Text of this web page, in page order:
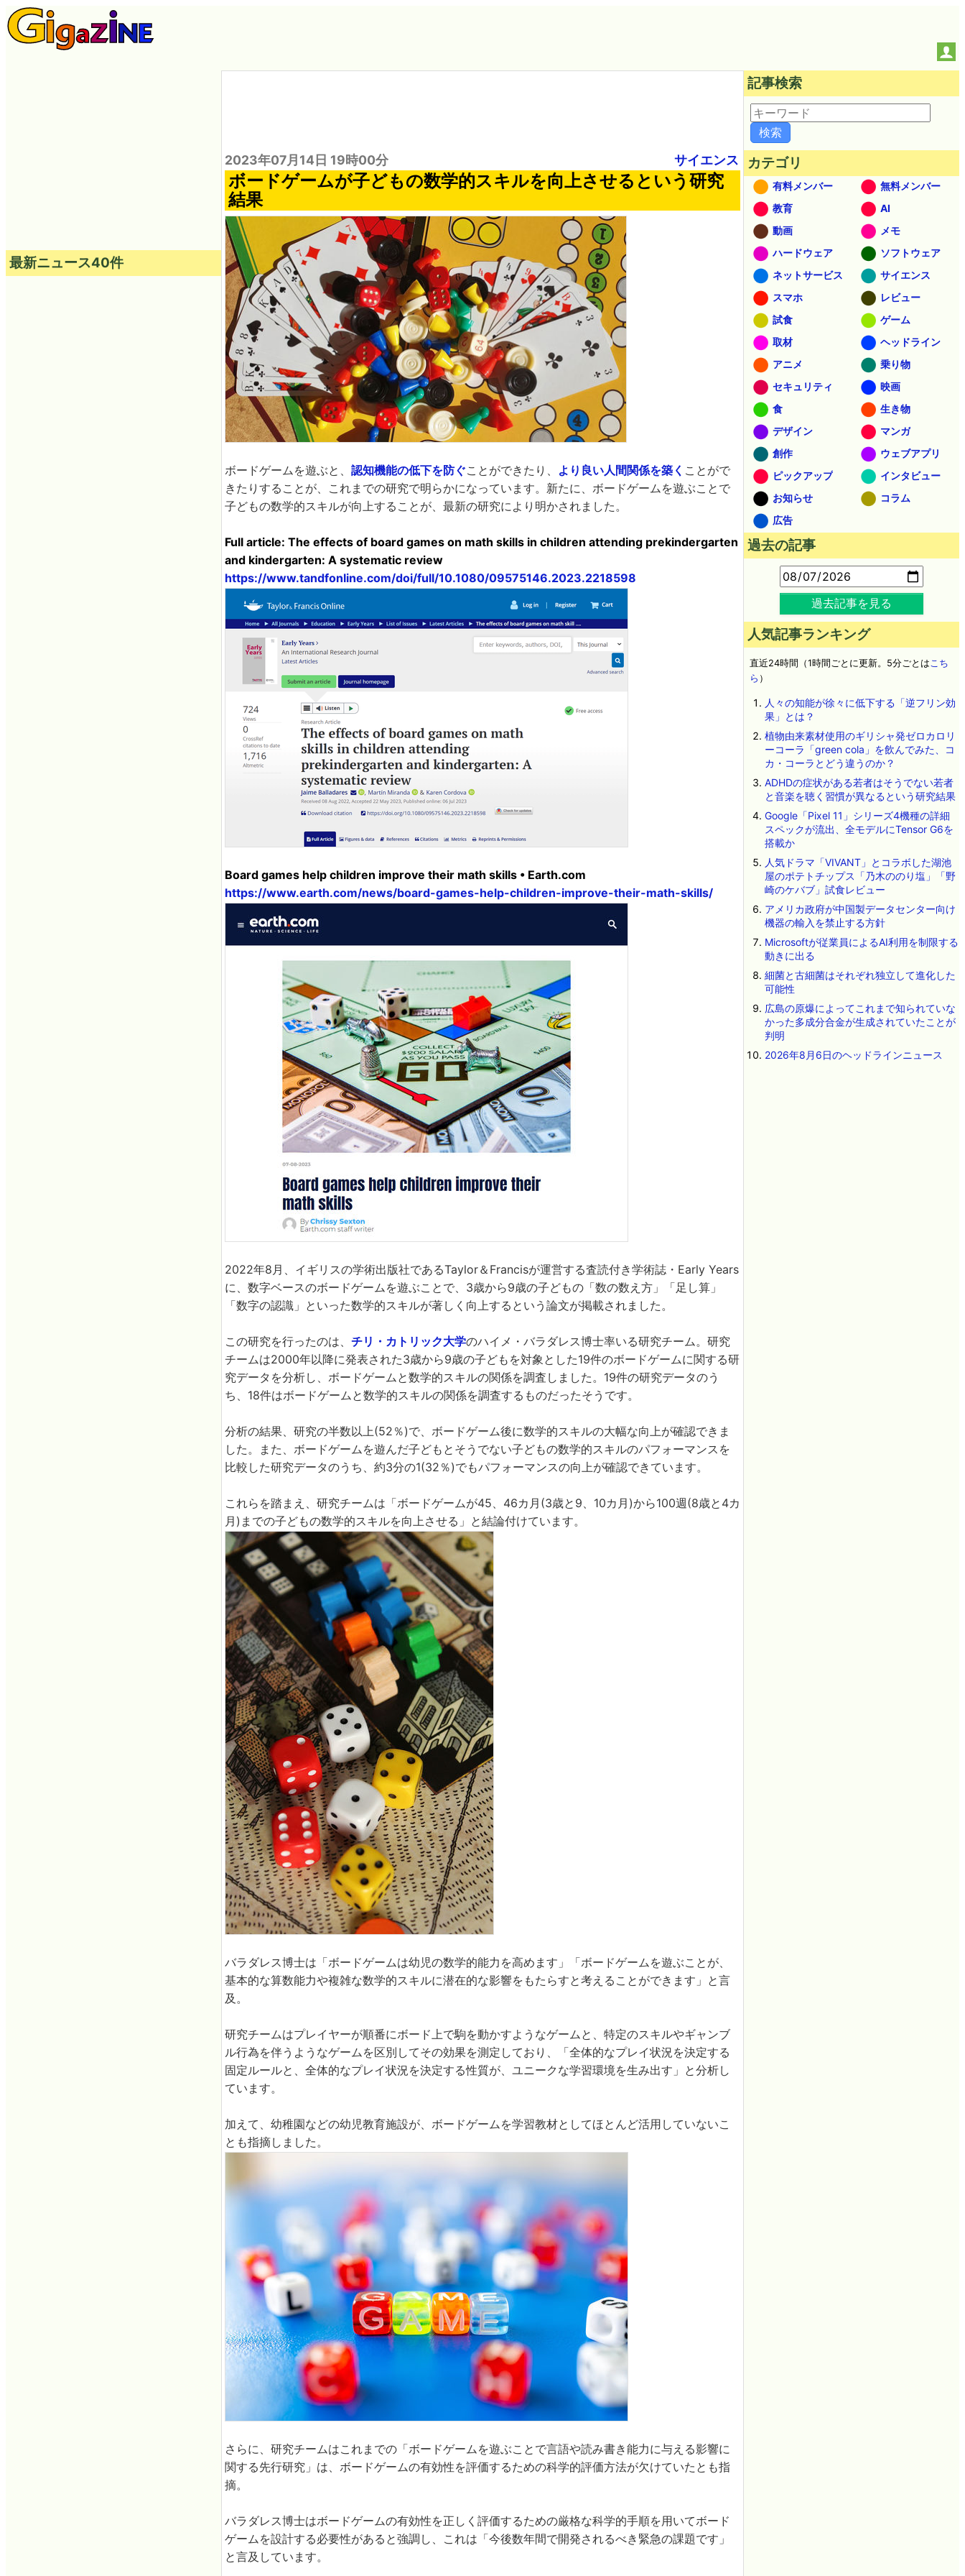
2023年07月14日 19時00分 サイエンス
ボードゲームが子どもの数学的スキルを向上させるという研究
結果
ボードゲームを遊ぶと、 認知機能の低下を防ぐことができたり、 より良い人間関係を築く ことがで
きたりすることが、これまでの研究で明らかになっています。新たに、ボードゲームを遊ぶことで
子どもの数学的スキルが向上することが、最新の研究により明かされました。
Full article: The effects of board games on math skills in children attending prekindergarten
and kindergarten: A systematic review
https://www.tandfonline.com/doi/full/10.1080/09575146.2023.2218598
Board games help children improve their math skills • Earth.com
https://www.earth.com/news/board-games-help-children-improve-their-math-skills/
2022年8月、イギリスの学術出版社であるTaylor＆Francisが運営する査読付き学術誌・Early Years
に、数字ベースのボードゲームを遊ぶことで、3歳から9歳の子どもの「数の数え方」「足し算」
「数字の認識」といった数学的スキルが著しく向上するという論文が掲載されました。
この研究を行ったのは、 チリ・カトリック大学のハイメ・バラダレス博士率いる研究チーム。研究
チームは2000年以降に発表された3歳から9歳の子どもを対象とした19件のボードゲームに関する研
究データを分析し、ボードゲームと数学的スキルの関係を調査しました。19件の研究データのう
ち、18件はボードゲームと数学的スキルの関係を調査するものだったそうです。
分析の結果、研究の半数以上(52％)で、ボードゲーム後に数学的スキルの大幅な向上が確認できま
した。また、ボードゲームを遊んだ子どもとそうでない子どもの数学的スキルのパフォーマンスを
比較した研究データのうち、約3分の1(32％)でもパフォーマンスの向上が確認できています。
これらを踏まえ、研究チームは「ボードゲームが45、46カ月(3歳と9、10カ月)から100週(8歳と4カ
月)までの子どもの数学的スキルを向上させる」と結論付けています。
バラダレス博士は「ボードゲームは幼児の数学的能力を高めます」「ボードゲームを遊ぶことが、
基本的な算数能力や複雑な数学的スキルに潜在的な影響をもたらすと考えることができます」と言
及。
研究チームはプレイヤーが順番にボード上で駒を動かすようなゲームと、特定のスキルやギャンブ
ル行為を伴うようなゲームを区別してその効果を測定しており、「全体的なプレイ状況を決定する
固定ルールと、全体的なプレイ状況を決定する性質が、ユニークな学習環境を生み出す」と分析し
ています。
加えて、幼稚園などの幼児教育施設が、ボードゲームを学習教材としてほとんど活用していないこ
とも指摘しました。
さらに、研究チームはこれまでの「ボードゲームを遊ぶことで言語や読み書き能力に与える影響に
関する先行研究」は、ボードゲームの有効性を評価するための科学的評価方法が欠けていたとも指
摘。
バラダレス博士はボードゲームの有効性を正しく評価するための厳格な科学的手順を用いてボード
ゲームを設計する必要性があると強調し、これは「今後数年間で開発されるべき緊急の課題です」
と言及しています。
最新ニュース40件
記事検索
カテゴリ
有料メンバー
無料メンバー
教育
AI
動画
メモ
ハードウェア
ソフトウェア
ネットサービス
サイエンス
スマホ
レビュー
試食
ゲーム
取材
ヘッドライン
アニメ
乗り物
セキュリティ
映画
食
生き物
デザイン
マンガ
創作
ウェブアプリ
ピックアップ
インタビュー
お知らせ
コラム
広告
過去の記事
過去記事を見る
人気記事ランキング
直近24時間（1時間ごとに更新。5分ごとはこち
ら ）
人々の知能が徐々に低下する「逆フリン効
果」とは？
植物由来素材使用のギリシャ発ゼロカロリ
ーコーラ「green cola」を飲んでみた、コ
カ・コーラとどう違うのか？
ADHDの症状がある若者はそうでない若者
と音楽を聴く習慣が異なるという研究結果
Google「Pixel 11」シリーズ4機種の詳細
スペックが流出、全モデルにTensor G6を
搭載か
人気ドラマ「VIVANT」とコラボした湖池
屋のポテトチップス「乃木ののり塩」「野
崎のケバブ」試食レビュー
アメリカ政府が中国製データセンター向け
機器の輸入を禁止する方針
Microsoftが従業員によるAI利用を制限する
動きに出る
細菌と古細菌はそれぞれ独立して進化した
可能性
広島の原爆によってこれまで知られていな
かった多成分合金が生成されていたことが
判明
2026年8月6日のヘッドラインニュース